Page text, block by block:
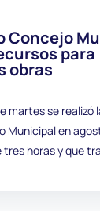
Concejo
para
obras
martes se realizó
Municipal en
tres horas y que